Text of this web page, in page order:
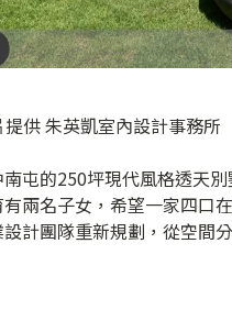
供 朱英凱室內設計事務所
屯的250坪現代風格透天
兩名子女，希望一家四口
計團隊重新規劃，從空間